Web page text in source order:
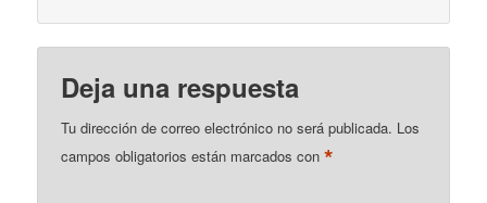
Deja una respuesta
Tu dirección de correo electrónico no será publicada. Los
campos obligatorios están marcados con*